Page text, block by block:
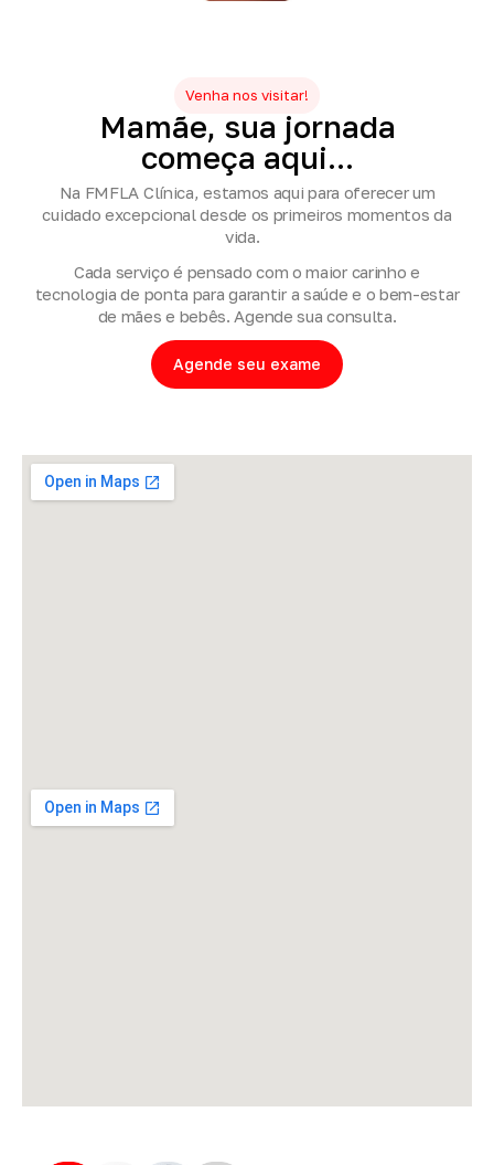
Venha nos visitar!
Mamãe, sua jornada
começa aqui...
Na FMFLA Clínica, estamos aqui para oferecer um
cuidado excepcional desde os primeiros momentos da
vida.
Cada serviço é pensado com o maior carinho e
tecnologia de ponta para garantir a saúde e o bem-estar
de mães e bebês. Agende sua consulta.
Agende seu exame